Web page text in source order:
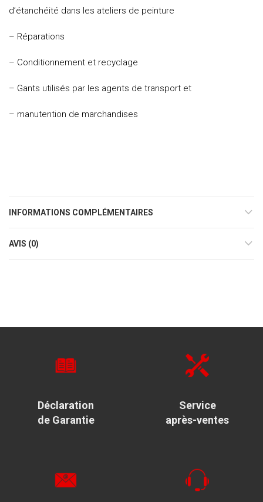
d’étanchéité dans les ateliers de peinture
– Réparations
– Conditionnement et recyclage
– Gants utilisés par les agents de transport et
– manutention de marchandises
INFORMATIONS COMPLÉMENTAIRES
AVIS (0)
Déclaration
de Garantie
Service
après-ventes